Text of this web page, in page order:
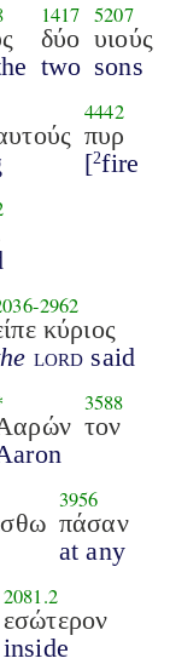
1417
δύο
two
5207
υιούς
sons
4442
πυρ
[2fire
-2962
κύριος
lord said
3588
τον
3956
πάσαν
at any
2081.2
εσώτερον
inside